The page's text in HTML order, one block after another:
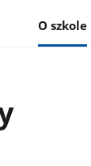
O szkole